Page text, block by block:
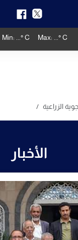
Max: ° C
Min: ° C
الزراعية
الأخبار